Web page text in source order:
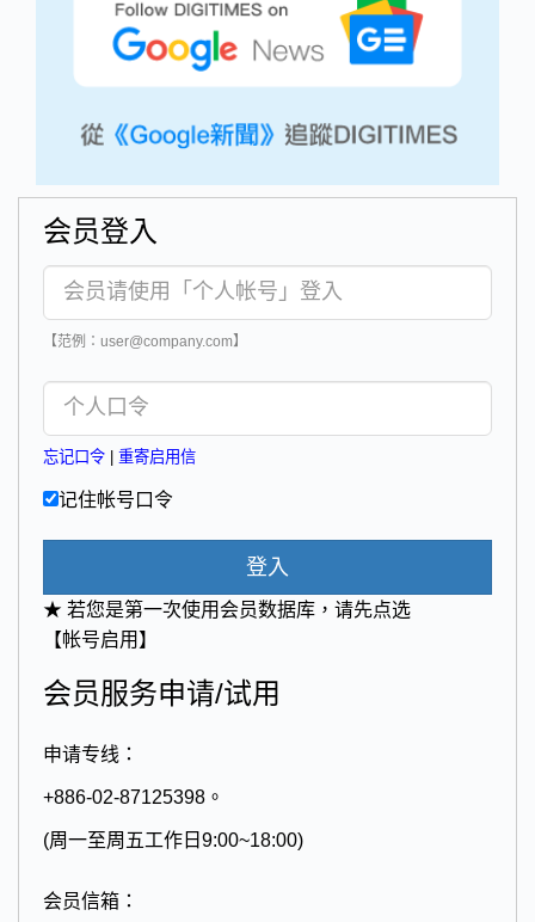
会员登入
【范例：user@company.com】
忘记口令 重寄启用信
记住帐号口令
登入
★ 若您是第一次使用会员数据库，请先点选
【帐号启用】
会员服务申请/试用
申请专线：
+886-02-87125398。
(周一至周五工作日9:00~18:00)
会员信箱：